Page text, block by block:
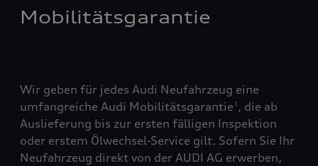
Mobilitätsgarantie
Wir geben für jedes Audi Neufahrzeug eine
umfangreiche Audi Mobilitätsgarantie1 , die ab
Auslieferung bis zur ersten fälligen Inspektion
oder erstem Ölwechsel-Service gilt. Sofern Sie Ihr
Neufahrzeug direkt von der AUDI AG erwerben,